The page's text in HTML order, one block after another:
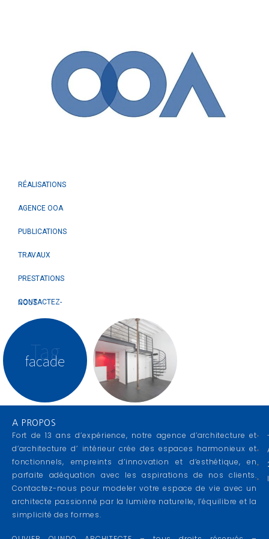
RÉALISATIONS
AGENCE OOA
PUBLICATIONS
TRAVAUX
PRESTATIONS
CONTACTEZ-NOUS
Tag
facade
A PROPOS
Fort de 13 ans d’expérience, notre agence d’architecture et
d’architecture d’ intérieur crée des espaces harmonieux et
fonctionnels, empreints d’innovation et d’esthétique, en
parfaite adéquation avec les aspirations de nos clients.
Contactez-nous pour modeler votre espace de vie avec un
architecte passionné par la lumière naturelle, l’équilibre et la
simplicité des formes.